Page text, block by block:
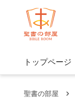
トップページ
聖書の部屋